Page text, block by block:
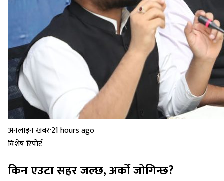
अनलाइन खबर·21 hours ago
विशेष रिपोर्ट
किन एउटा सहर जल्छ, अर्को जोगिन्छ?